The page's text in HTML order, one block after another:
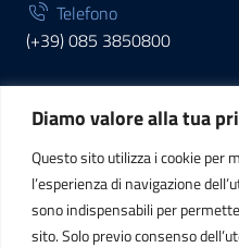
Diamo valore alla tua
Questo sito utilizza i cookie per
l’esperienza di navigazione
sono indispensabili per
sito. Solo previo consenso
Telefono
(+39) 085 3850800
INFORMAZIONI
C.F. / P.IVA
IT01807790686